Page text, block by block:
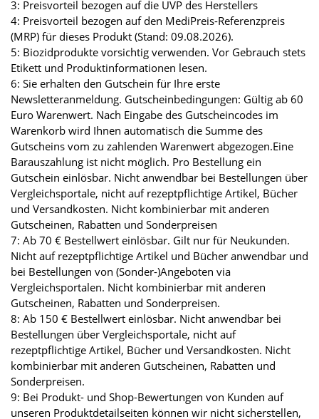
3: Preisvorteil bezogen auf die UVP des Herstellers
4: Preisvorteil bezogen auf den MediPreis-Referenzpreis
(MRP) für dieses Produkt (Stand: 09.08.2026).
5: Biozidprodukte vorsichtig verwenden. Vor Gebrauch stets
Etikett und Produktinformationen lesen.
6: Sie erhalten den Gutschein für Ihre erste
Newsletteranmeldung. Gutscheinbedingungen: Gültig ab 60
Euro Warenwert. Nach Eingabe des Gutscheincodes im
Warenkorb wird Ihnen automatisch die Summe des
Gutscheins vom zu zahlenden Warenwert abgezogen.Eine
Barauszahlung ist nicht möglich. Pro Bestellung ein
Gutschein einlösbar. Nicht anwendbar bei Bestellungen über
Vergleichsportale, nicht auf rezeptpflichtige Artikel, Bücher
und Versandkosten. Nicht kombinierbar mit anderen
Gutscheinen, Rabatten und Sonderpreisen
7: Ab 70 € Bestellwert einlösbar. Gilt nur für Neukunden.
Nicht auf rezeptpflichtige Artikel und Bücher anwendbar und
bei Bestellungen von (Sonder-)Angeboten via
Vergleichsportalen. Nicht kombinierbar mit anderen
Gutscheinen, Rabatten und Sonderpreisen.
8: Ab 150 € Bestellwert einlösbar. Nicht anwendbar bei
Bestellungen über Vergleichsportale, nicht auf
rezeptpflichtige Artikel, Bücher und Versandkosten. Nicht
kombinierbar mit anderen Gutscheinen, Rabatten und
Sonderpreisen.
9: Bei Produkt- und Shop-Bewertungen von Kunden auf
unseren Produktdetailseiten können wir nicht sicherstellen,